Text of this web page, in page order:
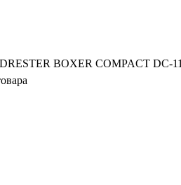
DRESTER BOXER COMPACT